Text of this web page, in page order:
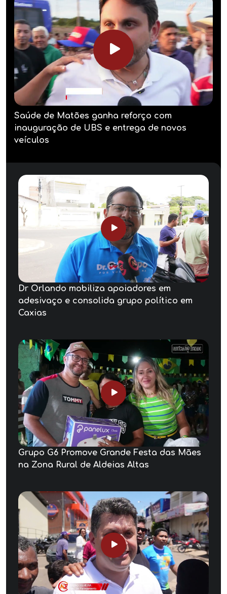
Saúde de Matões ganha reforço com
inauguração de UBS e entrega de novos
veículos
Dr Orlando mobiliza apoiadores em
adesivaço e consolida grupo político em
Caxias
Grupo G6 Promove Grande Festa das Mães
na Zona Rural de Aldeias Altas